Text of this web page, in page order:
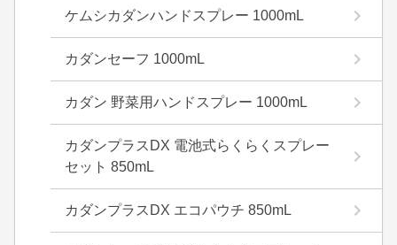
ケムシカダンハンドスプレー 1000mL
カダンセーフ 1000mL
カダン 野菜用ハンドスプレー 1000mL
カダンプラスDX 電池式らくらくスプレー
セット 850mL
カダンプラスDX エコパウチ 850mL